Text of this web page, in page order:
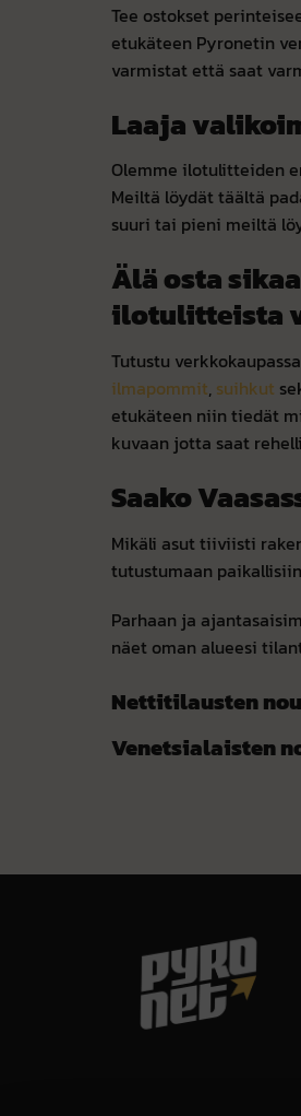
Tee ostokset
etukäteen Pyronetin
varmistat että saat
Laaja
Olemme ilotulitteiden
Meiltä löydät täältä
suuri tai pieni meiltä
Älä osta
ilotulitteista
Tutustu
ilmapommit, suihkut
etukäteen niin tiedät
kuvaan jotta saat
Saako
Mikäli asut tiiviisti
tutustumaan
Parhaan ja
näet oman alueesi
Nettitilausten
Venetsialaisten